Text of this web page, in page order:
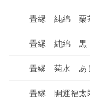
畳縁 純綿 栗
畳縁 純綿 黒
畳縁 菊水 あ
畳縁 開運福太